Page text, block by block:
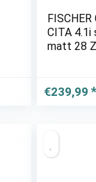
CITA 4.1i
matt 28
€239,99